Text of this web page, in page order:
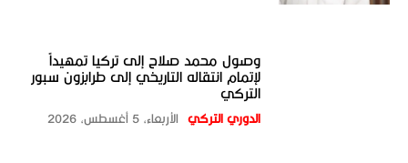
وصول محمد صلاح إلى تركيا تمهيداً
لإتمام انتقاله التاريخي إلى طرابزون سبور
التركي
الدوري التركي الأربعاء، 5 أغسطس، 2026